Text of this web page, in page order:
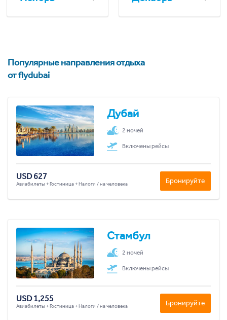
Популярные направления отдыха
от flydubai
Дубай
2 ночей
Включены рейсы
USD 627
Авиабилеты + Гостиница + Налоги / на человека Бронируйте
Стамбул
2 ночей
Включены рейсы
USD 1,255
Авиабилеты + Гостиница + Налоги / на человека Бронируйте